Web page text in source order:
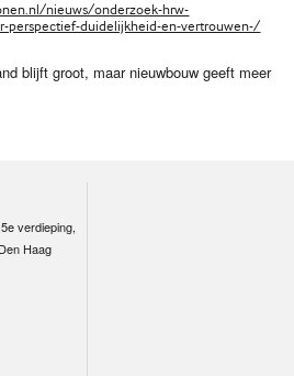
nieuws/onderzoek-hrw-
perspectief-duidelijkheid-en-vertrouwen-/
blijft groot, maar nieuwbouw geeft meer
verdieping,
Haag